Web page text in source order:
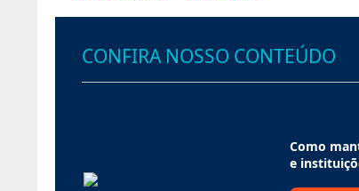
CONFIRA NOSSO CONTEÚDO
Como
e